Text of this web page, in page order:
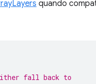
quando
fall back to